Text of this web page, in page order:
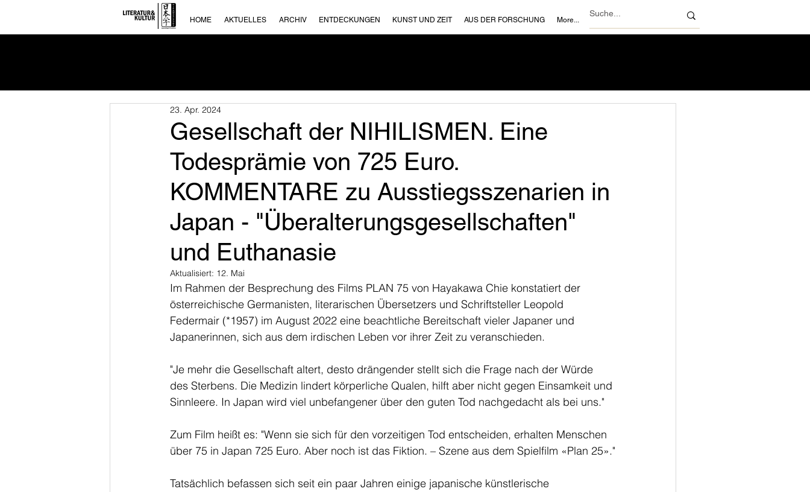
HOME AKTUELLES ARCHIV ENTDECKUNGEN KUNST UND ZEIT AUS DER FORSCHUNG More...
Gesellschaft der NIHILISMEN. Eine
Todesprämie von 725 Euro.
KOMMENTARE zu Ausstiegsszenarien in
Japan - "Überalterungsgesellschaften"
und Euthanasie
23. Apr. 2024
Aktualisiert: 12. Mai
Im Rahmen der Besprechung des Films PLAN 75 von Hayakawa Chie konstatiert der
österreichische Germanisten, literarischen Übersetzers und Schriftsteller Leopold
Federmair (*1957) im August 2022 eine beachtliche Bereitschaft vieler Japaner und
Japanerinnen, sich aus dem irdischen Leben vor ihrer Zeit zu veranschieden.
"Je mehr die Gesellschaft altert, desto drängender stellt sich die Frage nach der Würde
des Sterbens. Die Medizin lindert körperliche Qualen, hilft aber nicht gegen Einsamkeit und
Sinnleere. In Japan wird viel unbefangener über den guten Tod nachgedacht als bei uns."
Zum Film heißt es: "Wenn sie sich für den vorzeitigen Tod entscheiden, erhalten Menschen
über 75 in Japan 725 Euro. Aber noch ist das Fiktion. – Szene aus dem Spielfilm «Plan 25»."
Tatsächlich befassen sich seit ein paar Jahren einige japanische künstlerische